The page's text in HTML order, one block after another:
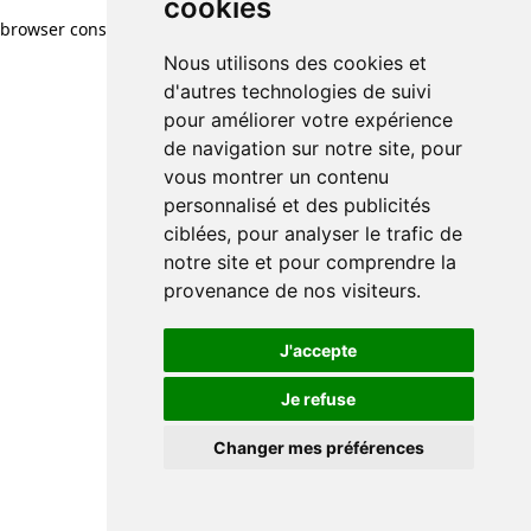
cookies
Nous utilisons des cookies et
d'autres technologies de suivi
pour améliorer votre expérience
de navigation sur notre site, pour
vous montrer un contenu
personnalisé et des publicités
ciblées, pour analyser le trafic de
notre site et pour comprendre la
provenance de nos visiteurs.
J'accepte
Je refuse
Changer mes préférences
browser console for more information)